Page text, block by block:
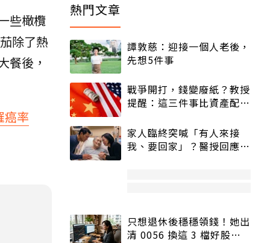
些橄欖
除了熱
餐後，
癌率
熱門文章
譚敦慈：迎接一個人老後，
先想5件事
戰爭開打，錢變廢紙？教授
提醒：這三件事比資產配置
家人臨終突喊「有人來接
我、要回家」？醫授回應方
只想退休後穩穩領錢！她出
清 0056 換這 3 檔好股：